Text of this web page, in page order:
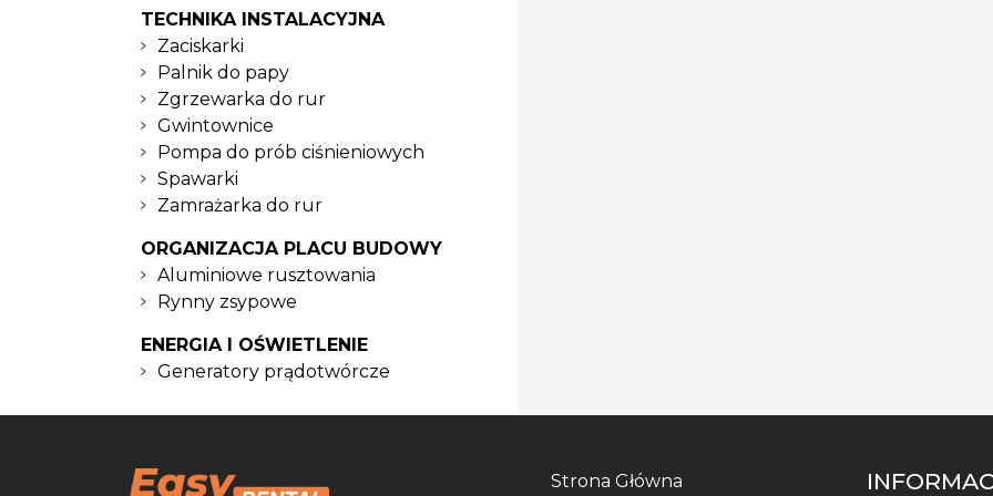
TECHNIKA INSTALACYJNA
Zaciskarki
Palnik do papy
Zgrzewarka do rur
Gwintownice
Pompa do prób ciśnieniowych
Spawarki
Zamrażarka do rur
ORGANIZACJA PLACU BUDOWY
Aluminiowe rusztowania
Rynny zsypowe
ENERGIA I OŚWIETLENIE
Generatory prądotwórcze
Strona Główna